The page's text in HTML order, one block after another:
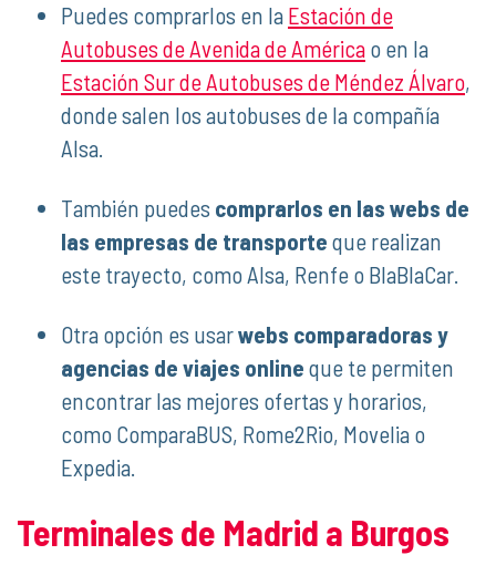
Puedes comprarlos en la Estación de
Autobuses de Avenida de América o en la
Estación Sur de Autobuses de Méndez Álvaro,
donde salen los autobuses de la compañía
Alsa.
También puedes comprarlos en las webs de
las empresas de transporte que realizan
este trayecto, como Alsa, Renfe o BlaBlaCar.
Otra opción es usarwebs comparadoras y
agencias de viajes online que te permiten
encontrar las mejores ofertas y horarios,
como ComparaBUS, Rome2Rio, Movelia o
Expedia.
Terminales de Madrid a Burgos